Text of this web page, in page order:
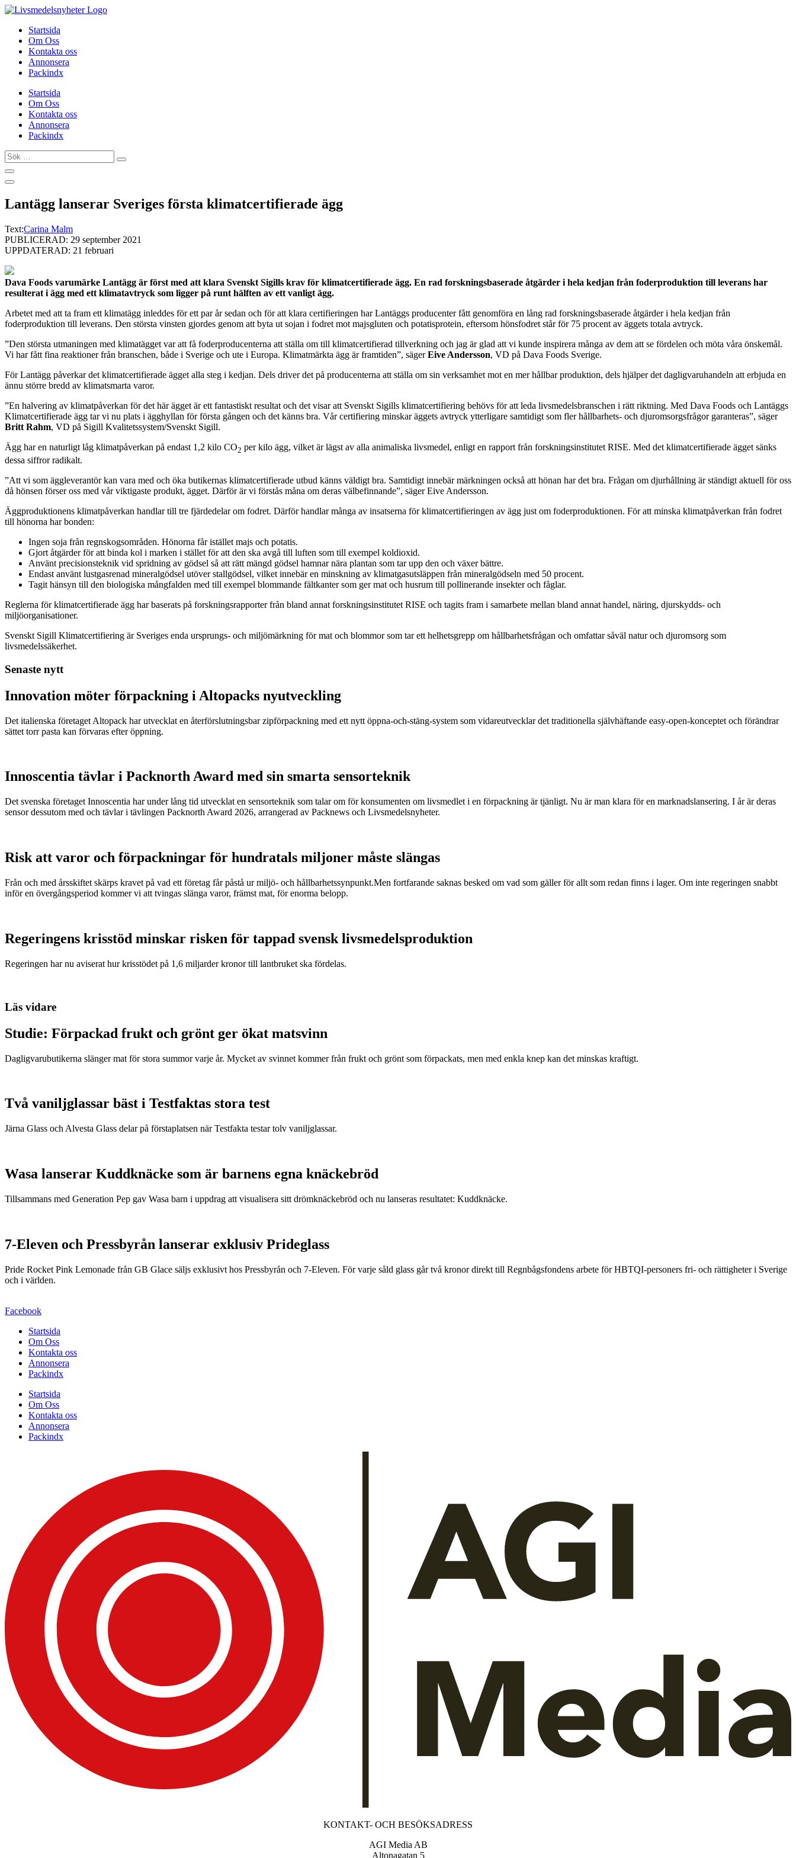
Hoppa
innehållStartsida
Om Oss
Kontakta oss
Annonsera
Packindx
Startsida
Om Oss
Kontakta oss
Annonsera
Packindx
Sök
…
Lantägg lanserar Sveriges första klimatcertifierade ägg
Text:Carina Malm
PUBLICERAD: 29 september 2021
UPPDATERAD: 21 februari
Dava Foods varumärke Lantägg är först med att klara Svenskt Sigills krav för klimatcertifierade ägg. En rad forskningsbaserade åtgärder i hela kedjan från foderproduktion till leverans har
resulterat i ägg med ett klimatavtryck som ligger på runt hälften av ett vanligt ägg.
Arbetet med att ta fram ett klimatägg inleddes för ett par år sedan och för att klara certifieringen har Lantäggs producenter fått genomföra en lång rad forskningsbaserade åtgärder i hela kedjan från
foderproduktion till leverans. Den största vinsten gjordes genom att byta ut sojan i fodret mot majsgluten och potatisprotein, eftersom hönsfodret står för 75 procent av äggets totala avtryck.
”Den största utmaningen med klimatägget var att få foderproducenterna att ställa om till klimatcertifierad tillverkning och jag är glad att vi kunde inspirera många av dem att se fördelen och möta våra önskemål.
Vi har fått fina reaktioner från branschen, både i Sverige och ute i Europa. Klimatmärkta ägg är framtiden”, sägerEive Andersson, VD på Dava Foods Sverige.
För Lantägg påverkar det klimatcertifierade ägget alla steg i kedjan. Dels driver det på producenterna att ställa om sin verksamhet mot en mer hållbar produktion, dels hjälper det dagligvaruhandeln att erbjuda en
ännu större bredd av klimatsmarta varor.
”En halvering av klimatpåverkan för det här ägget är ett fantastiskt resultat och det visar att Svenskt Sigills klimatcertifiering behövs för att leda livsmedelsbranschen i rätt riktning. Med Dava Foods och Lantäggs
Klimatcertifierade ägg tar vi nu plats i ägghyllan för första gången och det känns bra. Vår certifiering minskar äggets avtryck ytterligare samtidigt som fler hållbarhets- och djuromsorgsfrågor garanteras”, säger
Britt Rahm, VD på Sigill Kvalitetssystem/Svenskt Sigill.
Ägg har en naturligt låg klimatpåverkan på endast 1,2 kilo CO2 per kilo ägg, vilket är lägst av alla animaliska livsmedel, enligt en rapport från forskningsinstitutet RISE. Med det klimatcertifierade ägget sänks
dessa siffror radikalt.
”Att vi som äggleverantör kan vara med och öka butikernas klimatcertifierade utbud känns väldigt bra. Samtidigt innebär märkningen också att hönan har det bra. Frågan om djurhållning är ständigt aktuell för oss
då hönsen förser oss med vår viktigaste produkt, ägget. Därför är vi förstås måna om deras välbefinnande”, säger Eive Andersson.
Äggproduktionens klimatpåverkan handlar till tre fjärdedelar om fodret. Därför handlar många av insatserna för klimatcertifieringen av ägg just om foderproduktionen. För att minska klimatpåverkan från fodret
till hönorna har bonden:
Ingen soja från regnskogsområden. Hönorna får istället majs och potatis.
Gjort åtgärder för att binda kol i marken i stället för att den ska avgå till luften som till exempel koldioxid.
Använt precisionsteknik vid spridning av gödsel så att rätt mängd gödsel hamnar nära plantan som tar upp den och växer bättre.
Endast använt lustgasrenad mineralgödsel utöver stallgödsel, vilket innebär en minskning av klimatgasutsläppen från mineralgödseln med 50 procent.
Tagit hänsyn till den biologiska mångfalden med till exempel blommande fältkanter som ger mat och husrum till pollinerande insekter och fåglar.
Reglerna för klimatcertifierade ägg har baserats på forskningsrapporter från bland annat forskningsinstitutet RISE och tagits fram i samarbete mellan bland annat handel, näring, djurskydds- och
miljöorganisationer.
Svenskt Sigill Klimatcertifiering är Sveriges enda ursprungs- och miljömärkning för mat och blommor som tar ett helhetsgrepp om hållbarhetsfrågan och omfattar såväl natur och djuromsorg som
livsmedelssäkerhet.
Senaste nytt
Innovation möter förpackning i Altopacks nyutveckling
Det italienska företaget Altopack har utvecklat en återförslutningsbar zipförpackning med ett nytt öppna-och-stäng-system som vidareutvecklar det traditionella självhäftande easy-open-konceptet och förändrar
sättet torr pasta kan förvaras efter öppning.
Innoscentia tävlar i Packnorth Award med sin smarta sensorteknik
Det svenska företaget Innoscentia har under lång tid utvecklat en sensorteknik som talar om för konsumenten om livsmedlet i en förpackning är tjänligt. Nu är man klara för en marknadslansering. I år är deras
sensor dessutom med och tävlar i tävlingen Packnorth Award 2026, arrangerad av Packnews och Livsmedelsnyheter.
Risk att varor och förpackningar för hundratals miljoner måste slängas
Från och med årsskiftet skärps kravet på vad ett företag får påstå ur miljö- och hållbarhetssynpunkt.Men fortfarande saknas besked om vad som gäller för allt som redan finns i lager. Om inte regeringen snabbt
inför en övergångsperiod kommer vi att tvingas slänga varor, främst mat, för enorma belopp.
Regeringens krisstöd minskar risken för tappad svensk livsmedelsproduktion
Regeringen har nu aviserat hur krisstödet på 1,6 miljarder kronor till lantbruket ska fördelas.
Läs vidare
Studie: Förpackad frukt och grönt ger ökat matsvinn
Dagligvarubutikerna slänger mat för stora summor varje år. Mycket av svinnet kommer från frukt och grönt som förpackats, men med enkla knep kan det minskas kraftigt.
Två vaniljglassar bäst i Testfaktas stora test
Järna Glass och Alvesta Glass delar på förstaplatsen när Testfakta testar tolv vaniljglassar.
Wasa lanserar Kuddknäcke som är barnens egna knäckebröd
Tillsammans med Generation Pep gav Wasa barn i uppdrag att visualisera sitt drömknäckebröd och nu lanseras resultatet: Kuddknäcke.
7-Eleven och Pressbyrån lanserar exklusiv Prideglass
Pride Rocket Pink Lemonade från GB Glace säljs exklusivt hos Pressbyrån och 7-Eleven. För varje såld glass går två kronor direkt till Regnbågsfondens arbete för HBTQI-personers fri- och rättigheter i Sverige
och i världen.
Facebook
Startsida
Om Oss
Kontakta oss
Annonsera
Packindx
Startsida
Om Oss
Kontakta oss
Annonsera
Packindx
KONTAKT- OCH BESÖKSADRESS
AGI Media AB
Altonagatan 5